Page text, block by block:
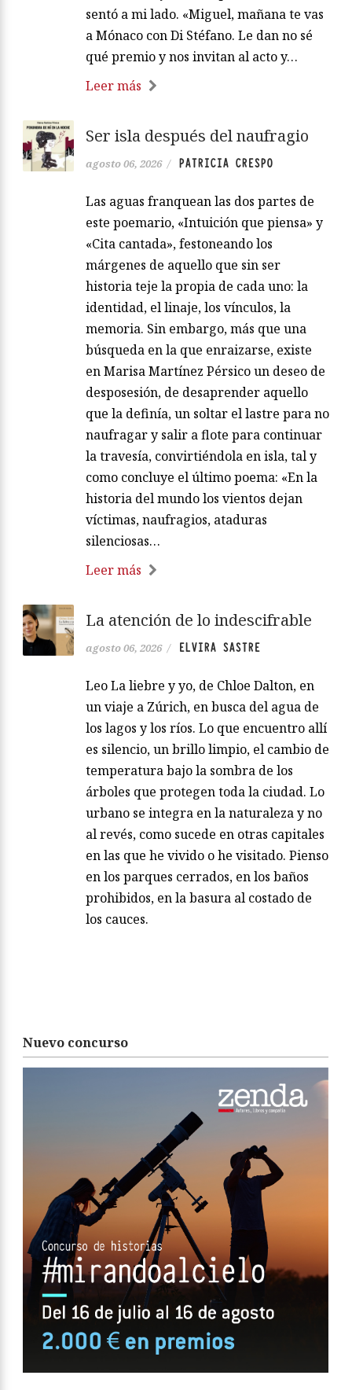
sentó a mi lado. «Miguel, mañana te vas
a Mónaco con Di Stéfano. Le dan no sé
qué premio y nos invitan al acto y…
Leer más
Ser isla después del naufragio
agosto 06, 2026 / PATRICIA CRESPO
Las aguas franquean las dos partes de
este poemario, «Intuición que piensa» y
«Cita cantada», festoneando los
márgenes de aquello que sin ser
historia teje la propia de cada uno: la
identidad, el linaje, los vínculos, la
memoria. Sin embargo, más que una
búsqueda en la que enraizarse, existe
en Marisa Martínez Pérsico un deseo de
desposesión, de desaprender aquello
que la definía, un soltar el lastre para no
naufragar y salir a flote para continuar
la travesía, convirtiéndola en isla, tal y
como concluye el último poema: «En la
historia del mundo los vientos dejan
víctimas, naufragios, ataduras
silenciosas…
Leer más
La atención de lo indescifrable
agosto 06, 2026 / ELVIRA SASTRE
Leo La liebre y yo, de Chloe Dalton, en
un viaje a Zúrich, en busca del agua de
los lagos y los ríos. Lo que encuentro allí
es silencio, un brillo limpio, el cambio de
temperatura bajo la sombra de los
árboles que protegen toda la ciudad. Lo
urbano se integra en la naturaleza y no
al revés, como sucede en otras capitales
en las que he vivido o he visitado. Pienso
en los parques cerrados, en los baños
prohibidos, en la basura al costado de
los cauces.
Nuevo concurso